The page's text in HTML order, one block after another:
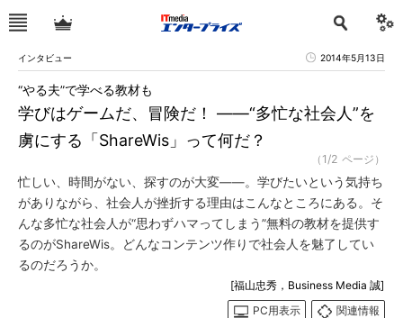
インタビュー 2014年5月13日
学びはゲームだ、冒険だ！ ――“多忙な社会人”を
虜にする「ShareWis」って何だ？
“やる夫”で学べる教材も
（1/2 ページ）
忙しい、時間がない、探すのが大変――。学びたいという気持ち
がありながら、社会人が挫折する理由はこんなところにある。そ
んな多忙な社会人が“思わずハマってしまう”無料の教材を提供す
るのがShareWis。どんなコンテンツ作りで社会人を魅了してい
るのだろうか。
[福山忠秀，Business Media 誠]
PC用表示
関連情報